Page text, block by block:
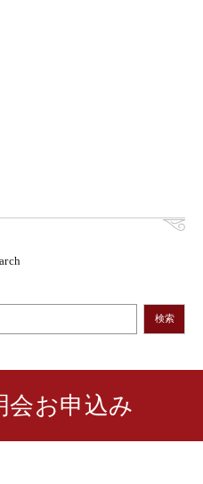
検索
会お申込み